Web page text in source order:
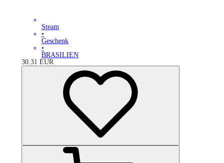
Steam
•
Geschenk
•
BRASILIEN
30.31 EUR